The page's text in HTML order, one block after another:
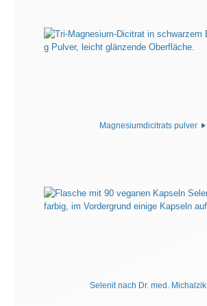
Magnesiumdicitrats pulver
Selenit nach Dr. med. Michalzik